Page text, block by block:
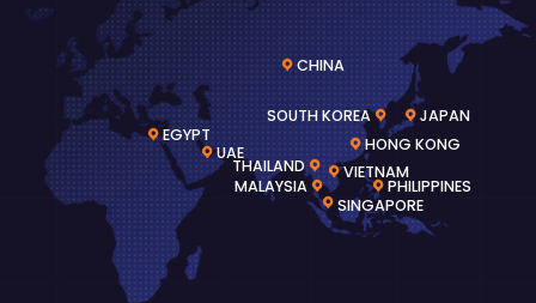
HONG KONG
VIETNAM
PHILIPPINES
SINGAPORE
THAILAND
JAPAN
UAE
EGYPT
CHINA
SOUTH KOREA
MALAYSIA